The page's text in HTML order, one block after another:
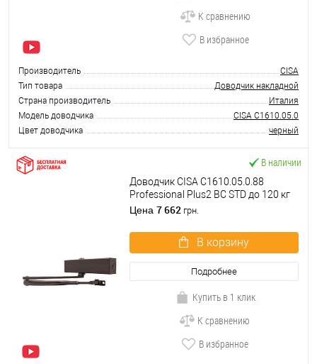
К сравнению
В избранное
Производитель
CISA
Тип товара
Доводчик накладной
Страна производитель
Италия
Модель доводчика
CISA C1610.05.0
Цвет доводчика
черный
В наличии
Доводчик CISA C1610.05.0.88
Professional Plus2 BC STD до 120 кг
FIRE коричневый
Цена 7 662 грн.
В корзину
Подробнее
Купить в 1 клик
К сравнению
В избранное